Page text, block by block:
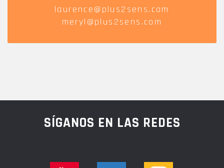
laurence@plus2sens.com
meryl@plus2sens.com
SÍGANOS EN LAS REDES